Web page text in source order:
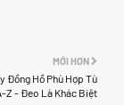
MỚI HƠN
Đồng Hồ Phù Hợp Từ
Z - Đeo Là Khác Biệt